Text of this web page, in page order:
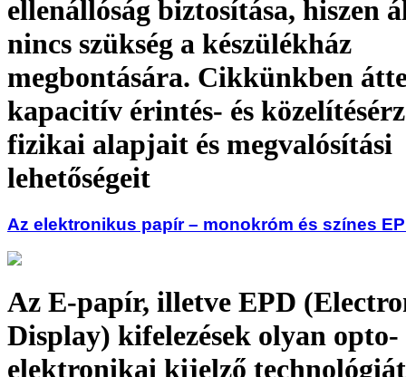
ellenállóság biztosítása, hiszen
nincs szükség a készülékház
megbontására. Cikkünkben
kapacitív érintés- és
fizikai alapjait és megvalósítási
lehetőségeit
Az elektronikus papír – monokróm és színes
Az E-papír, illetve EPD
Display) kifelezések olyan opto-
elektronikai kijelző technológiát